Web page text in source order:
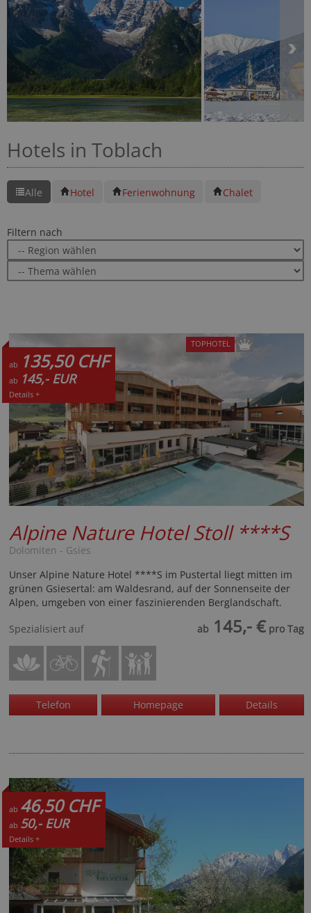
Hotels in Toblach
Alle Hotel Ferienwohnung Chalet
Filtern nach
ab 135,50 CHF
ab 145,- EUR
Details +
TOPHOTEL
Alpine Nature Hotel Stoll ****S
Dolomiten - Gsies
Unser Alpine Nature Hotel ****S im Pustertal liegt mitten im
grünen Gsiesertal: am Waldesrand, auf der Sonnenseite der
Alpen, umgeben von einer faszinierenden Berglandschaft.
Spezialisiert auf
ab 145,- € pro Tag
Telefon Homepage Details
ab 46,50 CHF
ab 50,- EUR
Details +